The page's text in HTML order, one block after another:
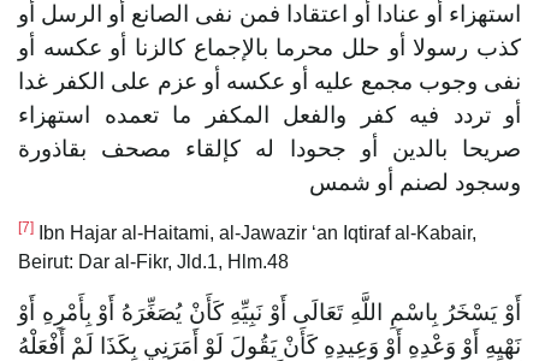
استهزاء أو عنادا أو اعتقادا فمن نفى الصانع أو الرسل أو
كذب رسولا أو حلل محرما بالإجماع كالزنا أو عكسه أو
نفى وجوب مجمع عليه أو عكسه أو عزم على الكفر غدا
أو تردد فيه كفر والفعل المكفر ما تعمده استهزاء
صريحا بالدين أو جحودا له كإلقاء مصحف بقاذورة
وسجود لصنم أو شمس
[7]
Ibn Hajar al-Haitami, al-Jawazir ‘an Iqtiraf al-Kabair,
Beirut: Dar al-Fikr, Jld.1, Hlm.48
أَوْ يَسْخَرُ بِاسْمِ اللَّهِ تَعَالَى أَوْ نَبِيِّهِ كَأَنْ يُصَغِّرَهُ أَوْ بِأَمْرِهِ أَوْ
نَهْيِهِ أَوْ وَعْدِهِ أَوْ وَعِيدِهِ كَأَنْ يَقُولَ لَوْ أَمَرَنِي بِكَذَا لَمْ أَفْعَلْهُ